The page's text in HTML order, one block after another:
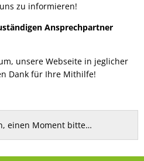
zu informieren!
Ansprechpartner
unsere Webseite in jeglicher
Dank für Ihre Mithilfe!
einen Moment bitte…